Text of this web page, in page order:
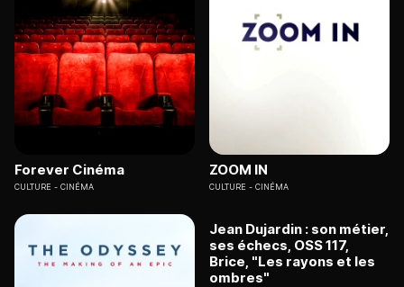
Forever Cinéma
CULTURE CINÉMA
ZOOM IN
CULTURE CINÉMA
Jean Dujardin : son métier,
ses échecs, OSS 117,
Brice, "Les rayons et les
ombres"